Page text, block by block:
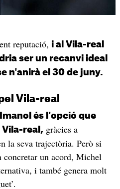
reputació, i al Vila-real
ser un recanvi ideal
n'anirà el 30 de juny.
Vila-real
Imanol és l'opció que
Vila-real, gràcies a
la seva trajectòria. Però si
concretar un acord, Michel
i també genera molt